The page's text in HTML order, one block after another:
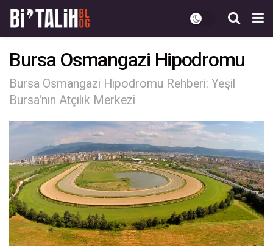
Bursa Osmangazi Hipodromu
Bursa Osmangazi Hipodromu Rehberi: Yeşil
Bursa'nın Atçılık Merkezi